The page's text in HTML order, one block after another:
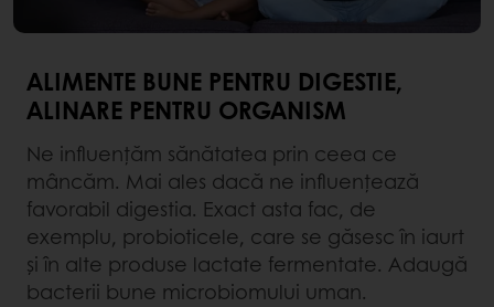
ALIMENTE BUNE PENTRU DIGESTIE,
ALINARE PENTRU ORGANISM
Ne influențăm sănătatea prin ceea ce
mâncăm. Mai ales dacă ne influențează
favorabil digestia. Exact asta fac, de
exemplu, probioticele, care se găsesc în iaurt
și în alte produse lactate fermentate. Adaugă
bacterii bune microbiomului uman.